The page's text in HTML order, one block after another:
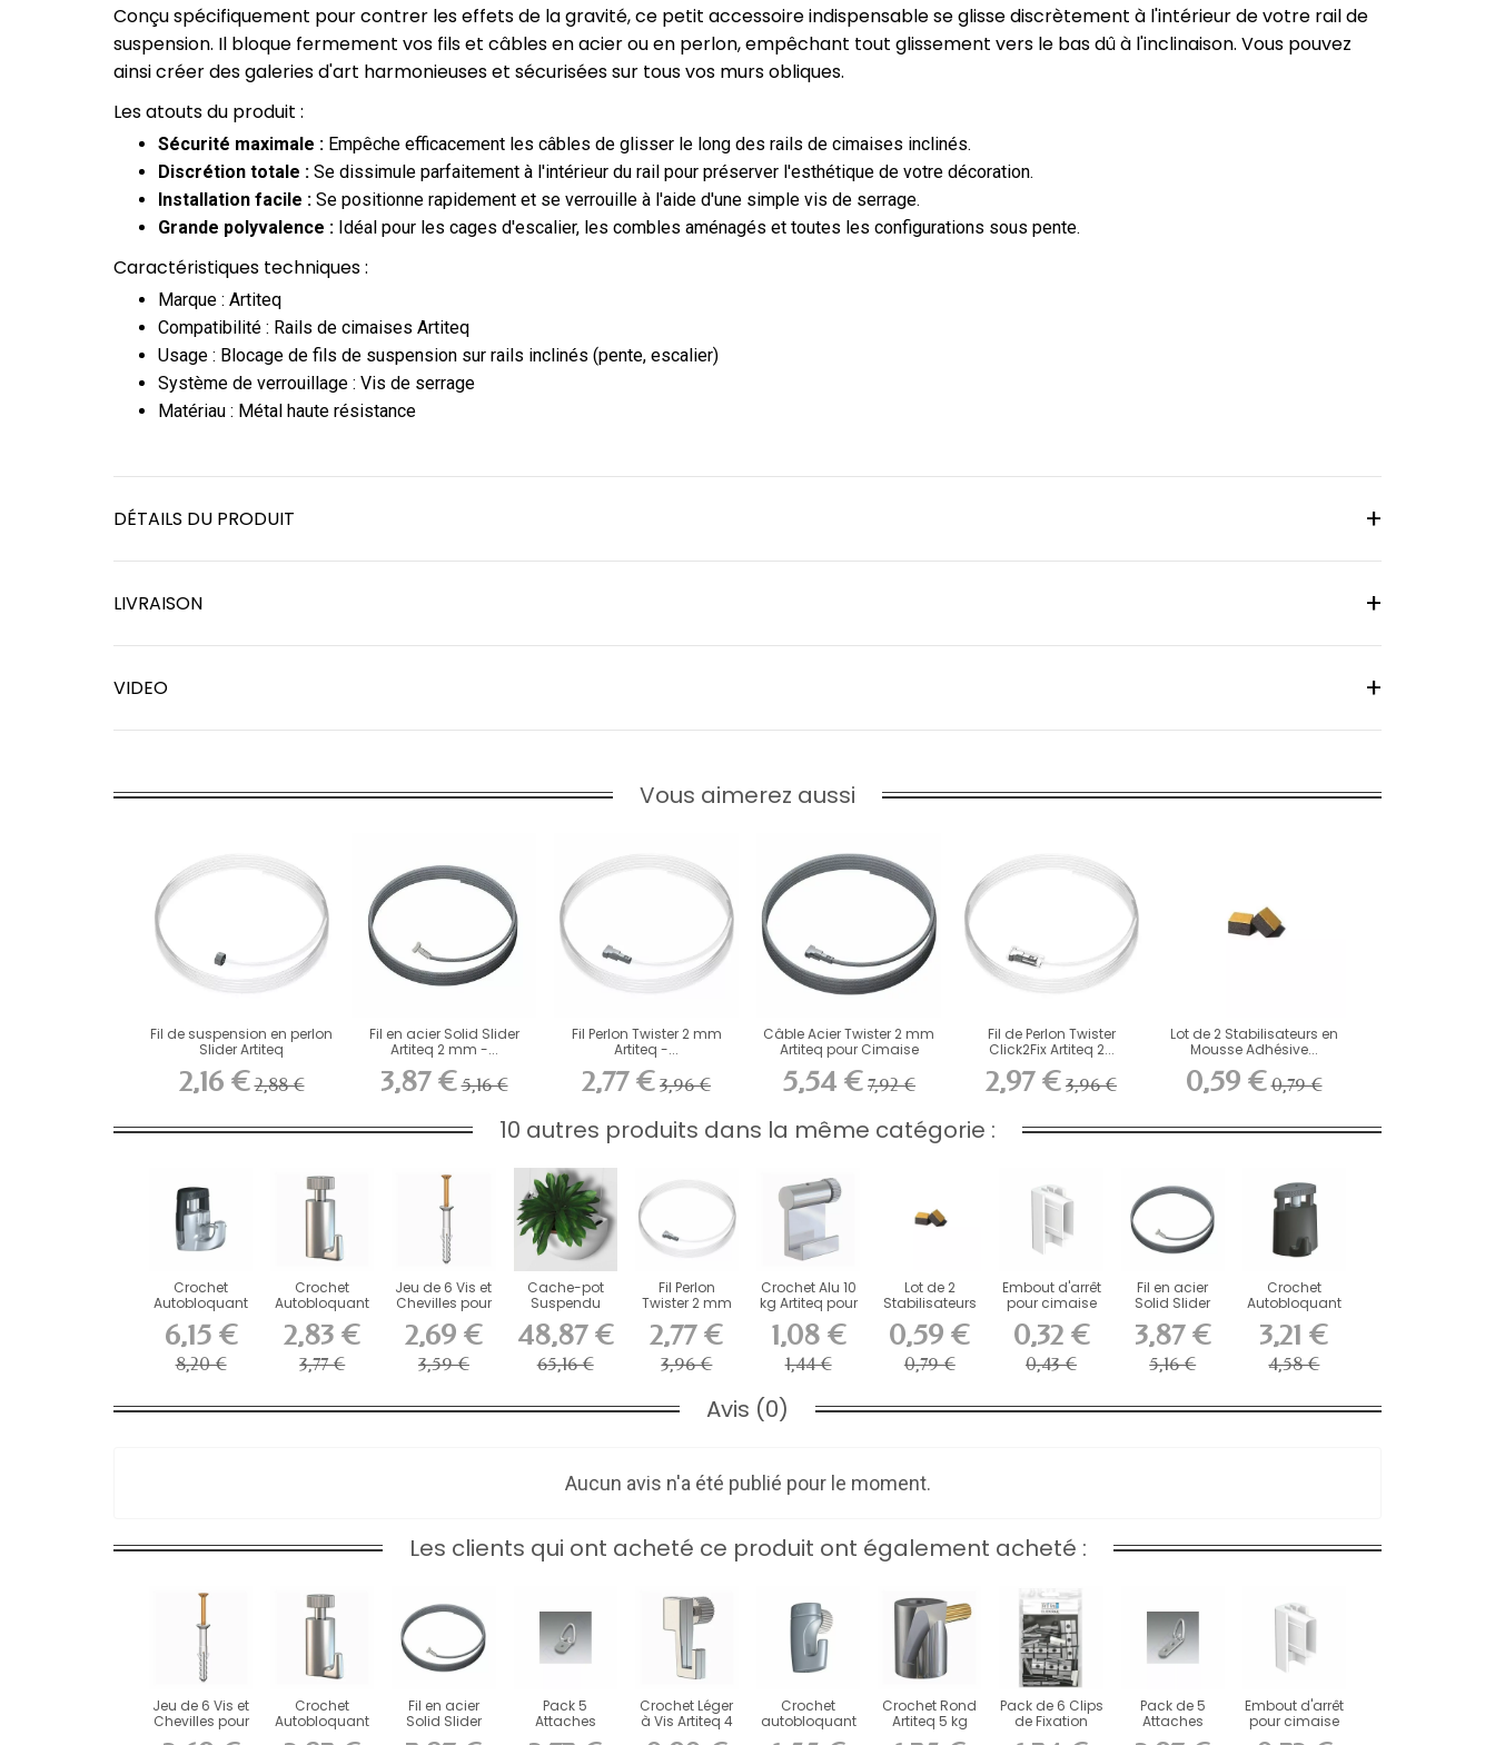
Conçu spécifiquement pour contrer les effets de la gravité, ce petit accessoire indispensable se glisse discrètement à l'intérieur de votre rail de
suspension. Il bloque fermement vos fils et câbles en acier ou en perlon, empêchant tout glissement vers le bas dû à l'inclinaison. Vous pouvez
ainsi créer des galeries d'art harmonieuses et sécurisées sur tous vos murs obliques.
Les atouts du produit :
Sécurité maximale : Empêche efficacement les câbles de glisser le long des rails de cimaises inclinés.
Discrétion totale : Se dissimule parfaitement à l'intérieur du rail pour préserver l'esthétique de votre décoration.
Installation facile : Se positionne rapidement et se verrouille à l'aide d'une simple vis de serrage.
Grande polyvalence : Idéal pour les cages d'escalier, les combles aménagés et toutes les configurations sous pente.
Caractéristiques techniques :
Marque : Artiteq
Compatibilité : Rails de cimaises Artiteq
Usage : Blocage de fils de suspension sur rails inclinés (pente, escalier)
Système de verrouillage : Vis de serrage
Matériau : Métal haute résistance
DÉTAILS DU PRODUIT
LIVRAISON
VIDEO
Vous aimerez aussi
Fil de suspension en perlon
Slider Artiteq
2,16 € 2,88 €
Fil en acier Solid Slider
Artiteq 2 mm -...
3,87 € 5,16 €
Fil Perlon Twister 2 mm
Artiteq -...
2,77 € 3,96 €
Câble Acier Twister 2 mm
Artiteq pour Cimaise
5,54 € 7,92 €
Fil de Perlon Twister
Click2Fix Artiteq 2...
2,97 € 3,96 €
Lot de 2 Stabilisateurs en
Mousse Adhésive...
0,59 € 0,79 €
10 autres produits dans la même catégorie :
Crochet
Autobloquant
Newly...
6,15 €
8,20 €
Crochet
Autobloquant
pour...
2,83 €
3,77 €
Jeu de 6 Vis et
Chevilles pour
2,69 €
3,59 €
Cache-pot
Suspendu
Botaniq...
48,87 €
65,16 €
Fil Perlon
Twister 2 mm
2,77 €
3,96 €
Crochet Alu 10
kg Artiteq pour
1,08 €
1,44 €
Lot de 2
Stabilisateurs
Adhésive...
0,59 €
0,79 €
Embout d'arrêt
pour cimaise
0,32 €
0,43 €
Fil en acier
Solid Slider
-...
3,87 €
5,16 €
Crochet
Autobloquant
Grip 2...
3,21 €
4,58 €
Avis (0)
Aucun avis n'a été publié pour le moment.
Les clients qui ont acheté ce produit ont également acheté :
Jeu de 6 Vis et
Chevilles pour
Crochet
Autobloquant
Fil en acier
Solid Slider
Pack 5
Attaches
Crochet Léger
à Vis Artiteq 4
Crochet
autobloquant
Crochet Rond
Artiteq 5 kg
Pack de 6 Clips
de Fixation
Pack de 5
Attaches
Embout d'arrêt
pour cimaise